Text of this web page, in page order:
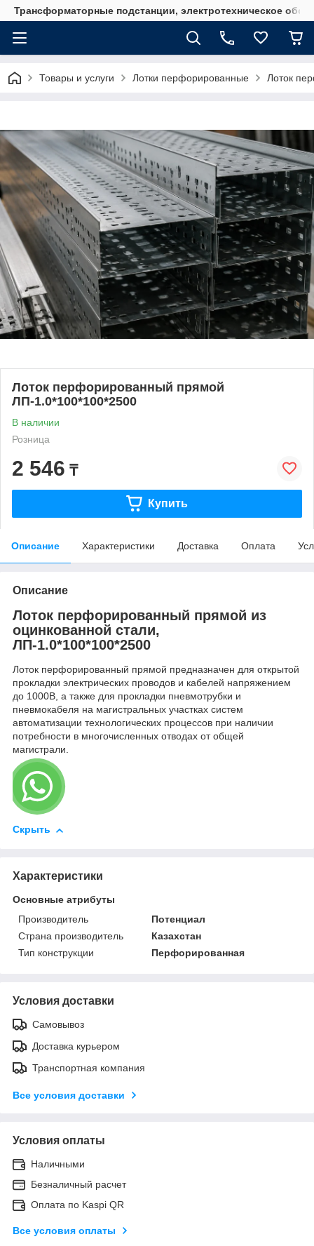
Трансформаторные подстанции, электротехническое
Товары и услуги Лотки перфорированные Лоток
Лоток перфорированный прямой
ЛП-1.0*100*100*2500
В наличии
Розница
2 546 ₸
Купить
Описание Характеристики Доставка Оплата
Описание
Лоток перфорированный прямой из
оцинкованной стали,
ЛП-1.0*100*100*2500
Лоток перфорированный прямой предназначен для открытой
прокладки электрических проводов и кабелей напряжением
до 1000В, а также для прокладки пневмотрубки и
пневмокабеля на магистральных участках систем
автоматизации технологических процессов при наличии
потребности в многочисленных отводах от общей
магистрали.
Скрыть
Характеристики
Основные атрибуты
Производитель
Потенциал
Страна производитель
Казахстан
Тип конструкции
Перфорированная
Условия доставки
Самовывоз
Доставка курьером
Транспортная компания
Все условия доставки
Условия оплаты
Наличными
Безналичный расчет
Оплата по Kaspi QR
Все условия оплаты